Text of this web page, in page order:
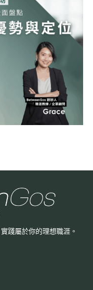
實踐屬於你的理想職涯。